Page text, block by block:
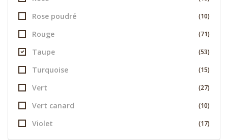
Rose poudré (10)
Rouge (71)
Taupe (53)
Turquoise (15)
Vert (27)
Vert canard (10)
Violet (17)